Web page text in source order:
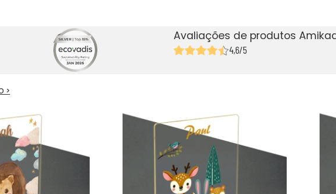
Avaliações de produtos
4,6/5
>